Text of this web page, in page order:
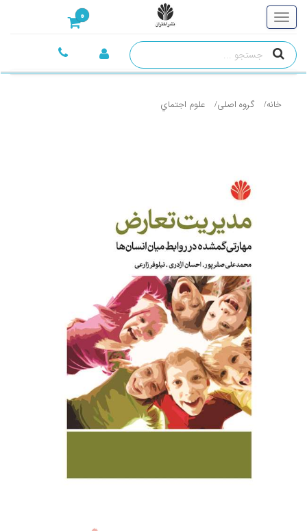
0
خانه گروه اصلی علوم اجتماي